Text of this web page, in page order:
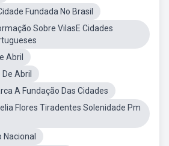
Fundada No Brasil
Sobre VilasE Cidades
Abril
Abril
A Fundação Das Cidades
Flores Tiradentes Solenidade Pm
Nacional